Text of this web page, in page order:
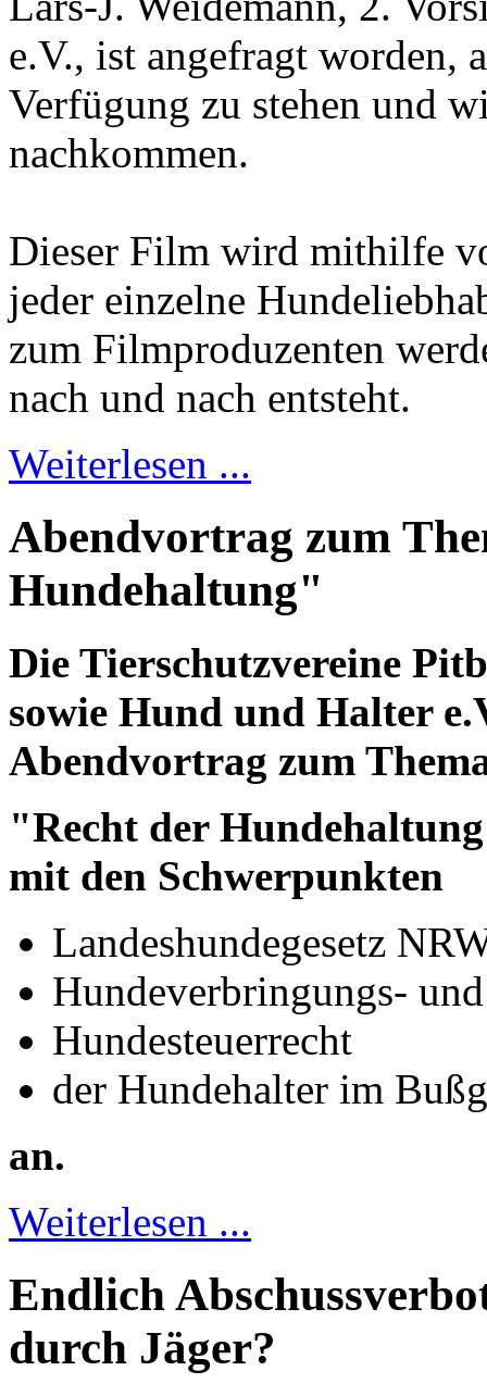
e.V., ist angefragt worden,
Verfügung zu stehen und
nachkommen.
Dieser Film wird mithilfe
jeder einzelne
zum Filmproduzenten
nach und nach entsteht.
Weiterlesen ...
Abendvortrag zum
Hundehaltung"
Die Tierschutzvereine
sowie Hund und Halter
Abendvortrag zum
"Recht der
mit den Schwerpunkten
Landeshundegesetz
Hundeverbringungs-
Hundesteuerrecht
der Hundehalter im
an.
Weiterlesen ...
Endlich
durch Jäger?